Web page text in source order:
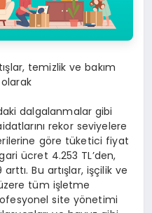
temizlik ve bakım
dalgalanmalar gibi
rekor seviyelere
göre tüketici fiyat
ücret 4.253 TL’den,
arttı. Bu artışlar, işçilik ve
tüm işletme
site yönetimi